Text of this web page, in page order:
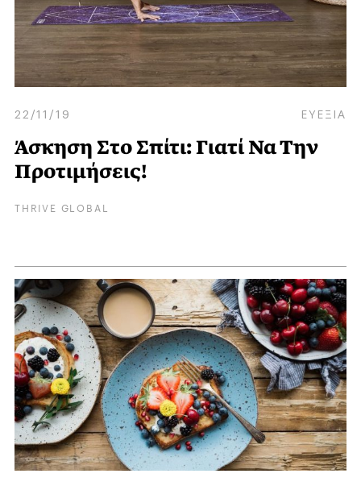
22/11/19 ΕΥΕΞΙΑ
Άσκηση Στο Σπίτι: Γιατί Να Την
Προτιμήσεις!
THRIVE GLOBAL